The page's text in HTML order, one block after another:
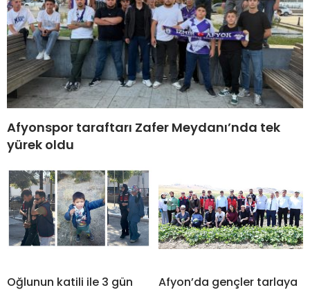
Afyonspor taraftarı Zafer Meydanı’nda tek
yürek oldu
Oğlunun katili ile 3 gün
Afyon’da gençler tarlaya